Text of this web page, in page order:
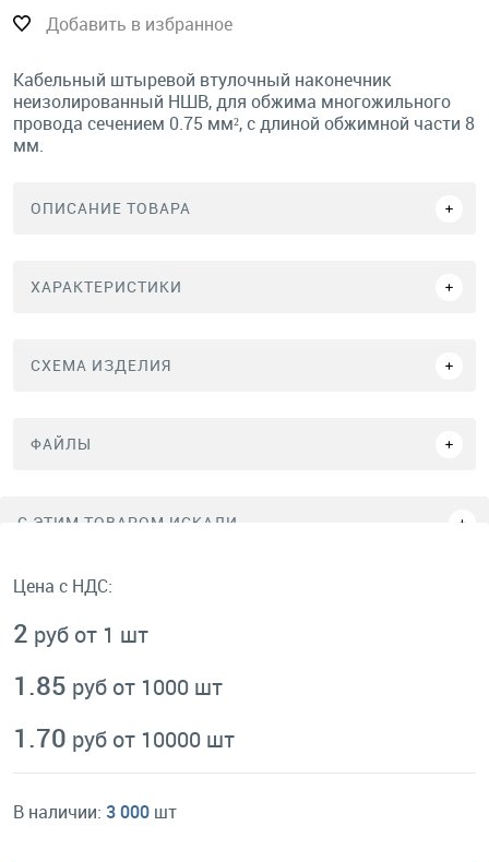
Добавить в избранное
Кабельный штыревой втулочный наконечник
неизолированный НШВ, для обжима многожильного
провода сечением 0.75 мм², с длиной обжимной части 8
мм.
ОПИСАНИЕ ТОВАРА
ХАРАКТЕРИСТИКИ
СХЕМА ИЗДЕЛИЯ
ФАЙЛЫ
C ЭТИМ ТОВАРОМ ИСКАЛИ
Цена с НДС:
2 руб от 1 шт
1.85 руб от 1000 шт
1.70 руб от 10000 шт
В наличии: 3 000 шт